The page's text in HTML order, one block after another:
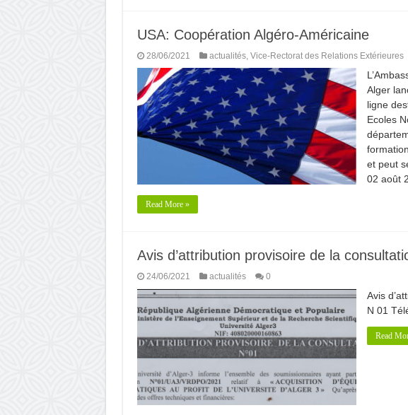
USA: Coopération Algéro-Américaine
28/06/2021 actualités, Vice-Rectorat des Relations Extérieures
Alger
ligne
Ecoles
et peut
02 août
Read More »
Avis d’attribution provisoire de la
24/06/2021 actualités 0
Avis
N 01
Read